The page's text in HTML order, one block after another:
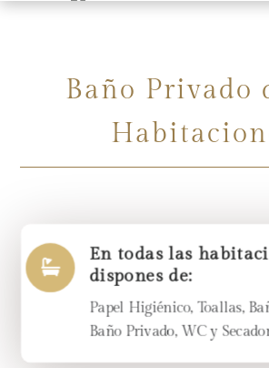
Baño Privado

En todas las
dispones de:
Papel Higiénico, Toallas,
Baño Privado, WC y